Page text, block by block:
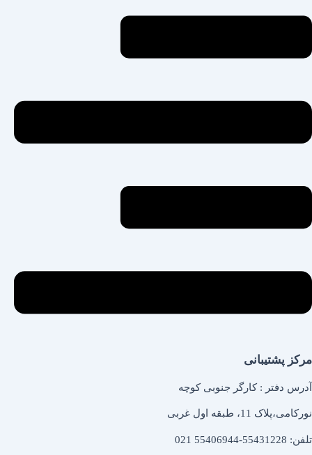
مرکز پشتیبانی
آدرس دفتر : کارگر جنوبی کوچه
نورکامی،پلاک 11، طبقه اول غربی
تلفن: 55431228-55406944 021